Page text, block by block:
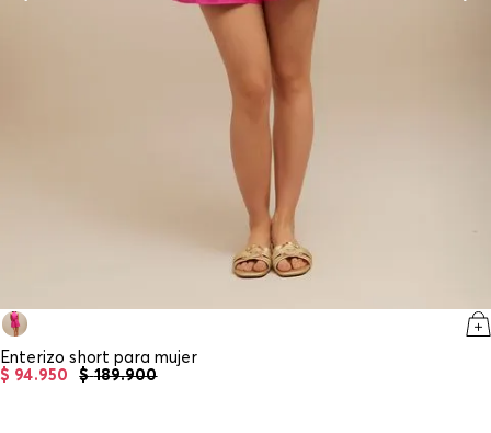
Enterizo short para mujer
$ 189.900
$ 94.950